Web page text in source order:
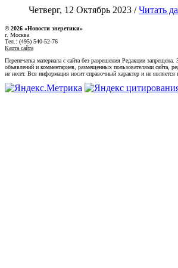
Четверг, 12 Октябрь 2023 /Читать
© 2026 «Новости энеретики»
г. Москва
Тел.: (495) 540-52-76
Карта сайта
Перепечатка материала с сайта без разрешения Редакции запрещена.
объявлений и комментариев, размещенных пользователями сайта,
не несет. Вся информация носит справочный характер и не